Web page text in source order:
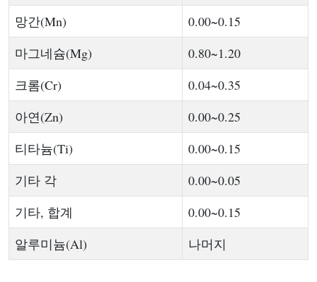
망간(Mn)
0.00~0.15
마그네슘(Mg)
0.80~1.20
크롬(Cr)
0.04~0.35
아연(Zn)
0.00~0.25
티타늄(Ti)
0.00~0.15
기타 각
0.00~0.05
기타, 합계
0.00~0.15
알루미늄(Al)
나머지